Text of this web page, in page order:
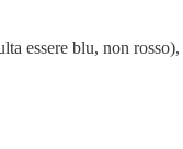
essere blu, non